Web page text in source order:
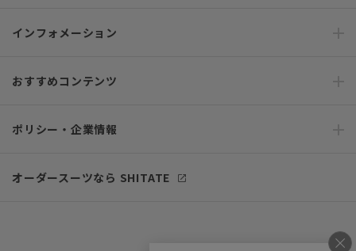
インフォメーション
おすすめコンテンツ
ポリシー・企業情報
オーダースーツなら SHITATE